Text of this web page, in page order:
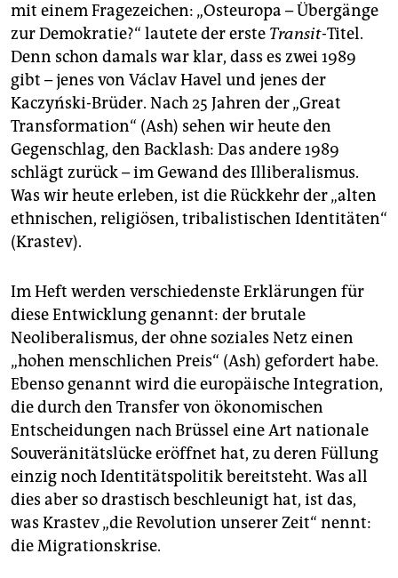
mit einem Fragezeichen: „Osteuropa – Übergänge
zur Demokratie?“ lautete der erste Transit-Titel.
Denn schon damals war klar, dass es zwei 1989
gibt – jenes von Václav Havel und jenes der
Kaczyński-Brüder. Nach 25 Jahren der „Great
Transformation“ (Ash) sehen wir heute den
Gegenschlag, den Backlash: Das andere 1989
schlägt zurück – im Gewand des Illiberalismus.
Was wir heute erleben, ist die Rückkehr der „alten
ethnischen, religiösen, tribalistischen Identitäten“
(Krastev).
Im Heft werden verschiedenste Erklärungen für
diese Entwicklung genannt: der brutale
Neoliberalismus, der ohne soziales Netz einen
„hohen menschlichen Preis“ (Ash) gefordert habe.
Ebenso genannt wird die europäische Integration,
die durch den Transfer von ökonomischen
Entscheidungen nach Brüssel eine Art nationale
Souveränitätslücke eröffnet hat, zu deren Füllung
einzig noch Identitätspolitik bereitsteht. Was all
dies aber so drastisch beschleunigt hat, ist das,
was Krastev „die Revolution unserer Zeit“ nennt:
die Migrationskrise.